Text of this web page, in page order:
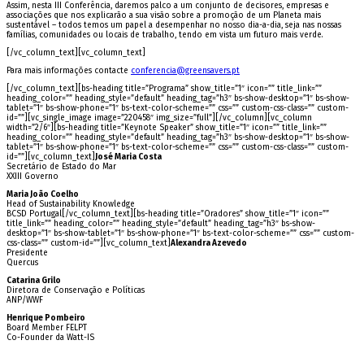
Assim, nesta III Conferência, daremos palco a um conjunto de decisores, empresas e
associações que nos explicarão a sua visão sobre a promoção de um Planeta mais
sustentável – todos te­mos um papel a desempenhar no nosso dia-a­-dia, seja nas nossas
famílias, comunidades ou locais de trabalho, tendo em vista um futuro mais verde.
[/vc_column_text][vc_column_text]
Para mais informações contacte conferencia@greensavers.pt
[/vc_column_text][bs-heading title=”Programa” show_title=”1″ icon=”” title_link=””
heading_color=”” heading_style=”default” heading_tag=”h3″ bs-show-desktop=”1″ bs-show-
tablet=”1″ bs-show-phone=”1″ bs-text-color-scheme=”” css=”” custom-css-class=”” custom-
id=””][vc_single_image image=”220458″ img_size=”full”][/vc_column][vc_column
width=”2/6″][bs-heading title=”Keynote Speaker” show_title=”1″ icon=”” title_link=””
heading_color=”” heading_style=”default” heading_tag=”h3″ bs-show-desktop=”1″ bs-show-
tablet=”1″ bs-show-phone=”1″ bs-text-color-scheme=”” css=”” custom-css-class=”” custom-
id=””][vc_column_text] José Maria Costa
Secretário de Estado do Mar
XXIII Governo
Maria João Coelho
Head of Sustainability Knowledge
BCSD Portugal[/vc_column_text][bs-heading title=”Oradores” show_title=”1″ icon=””
title_link=”” heading_color=”” heading_style=”default” heading_tag=”h3″ bs-show-
desktop=”1″ bs-show-tablet=”1″ bs-show-phone=”1″ bs-text-color-scheme=”” css=”” custom-
css-class=”” custom-id=””][vc_column_text] Alexandra Azevedo
Presidente
Quercus
Catarina Grilo
Diretora de Conservação e Políticas
ANP/WWF
Henrique Pombeiro
Board Member FELPT
Co-Founder da Watt-IS